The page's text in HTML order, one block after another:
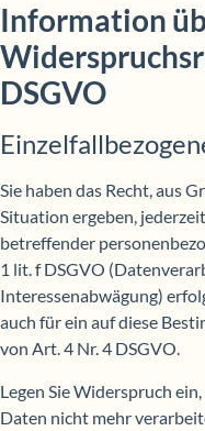
Information
DSGVO
Sie haben das Recht, aus
Situation ergeben,
betreffender
1 lit. f DSGVO
Interessenabwägung)
auch für ein auf diese
von Art. 4 Nr. 4 DSGVO.
Legen Sie Widerspruch
Daten nicht mehr